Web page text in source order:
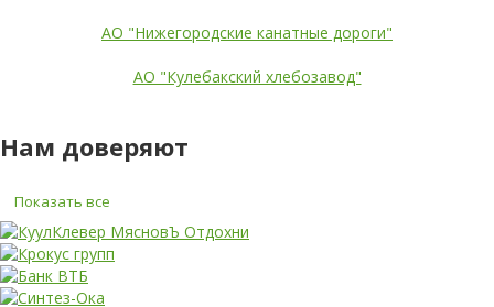
АО "Нижегородские канатные дороги"
АО "Кулебакский хлебозавод"
Нам доверяют
Показать все